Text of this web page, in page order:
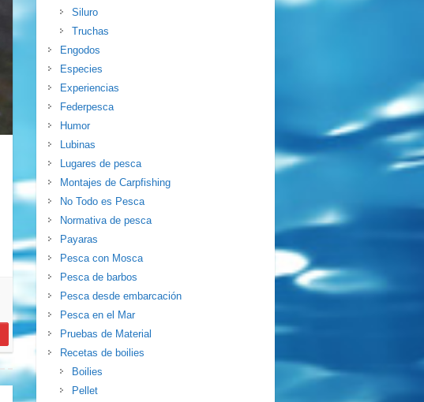
Siluro
Truchas
Engodos
Especies
Experiencias
Federpesca
Humor
Lubinas
Lugares de pesca
Montajes de Carpfishing
No Todo es Pesca
Normativa de pesca
Payaras
Pesca con Mosca
Pesca de barbos
Pesca desde embarcación
Pesca en el Mar
Pruebas de Material
Recetas de boilies
Boilies
Pellet